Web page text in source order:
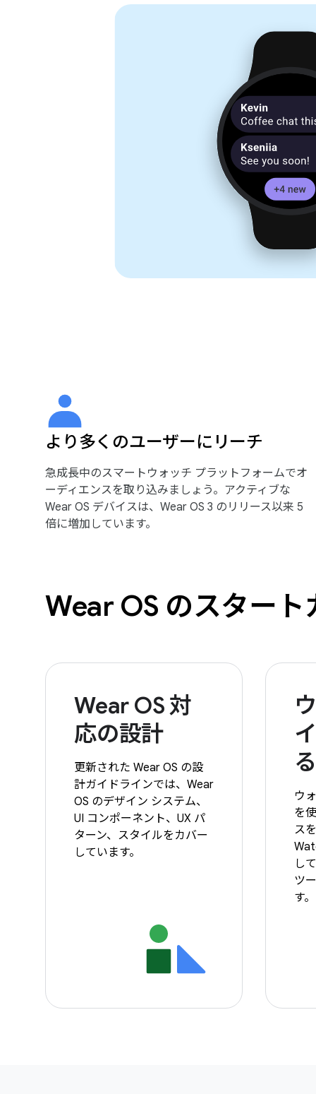
より多くのユーザーにリーチ
急成長中のスマートウォッチ プラットフォームでオ
ーディエンスを取り込みましょう。アクティブな
Wear OS デバイスは、Wear OS 3 のリリース以来 5
倍に増加しています。
Wear OS のスタート
Wear OS 対
応の設計
更新された Wear OS の設
計ガイドラインでは、Wear
OS のデザイン システム、
UI コンポーネント、UX パ
ターン、スタイルをカバー
しています。
る
ウ
を
ス
し
ツ
す。